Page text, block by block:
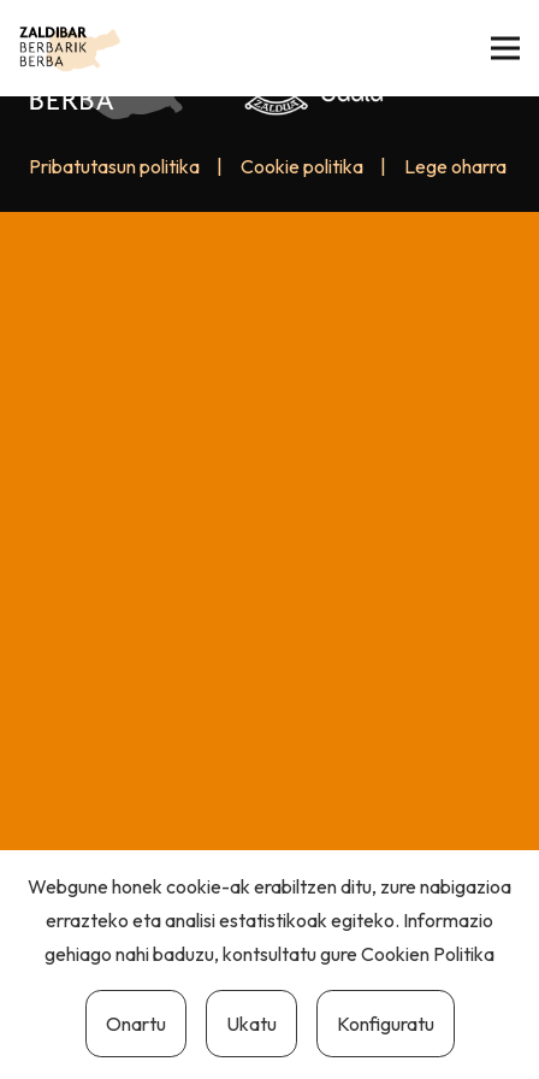
Pribatutasun politika Cookie politika Lege oharra
Webgune honek cookie-ak erabiltzen ditu, zure nabigazioa
errazteko eta analisi estatistikoak egiteko. Informazio
gehiago nahi baduzu, kontsultatu gureCookien Politika
Onartu Ukatu Konfiguratu